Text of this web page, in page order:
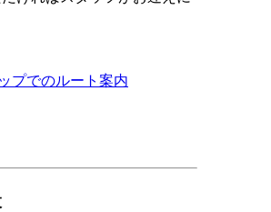
プでのルート案内